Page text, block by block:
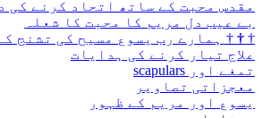
مقدس محبت کے ساتھ اتحاد کرنے کی
بے عیب دل مریم کا محبت کا شعلہ
†
†
† ہمارے رب یسوع مسیح کی تشنج
علاج تیار کرنے کی ہدایات
تمغے اور scapulars
معجزاتی تصاویر
یسوع اور مریم کے ظہور